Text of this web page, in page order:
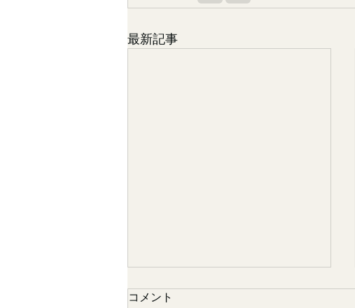
最新記事
コメント